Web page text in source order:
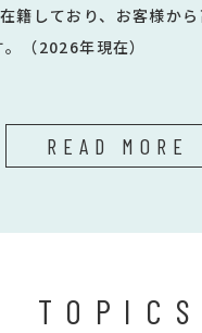
籍しており、お客様か
（2026年現在）
READ MORE
TOPICS